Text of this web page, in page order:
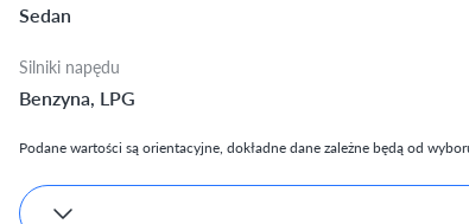
Sedan
Silniki napędu
Benzyna, LPG
Podane wartości są orientacyjne, dokładne dane zależne będą od